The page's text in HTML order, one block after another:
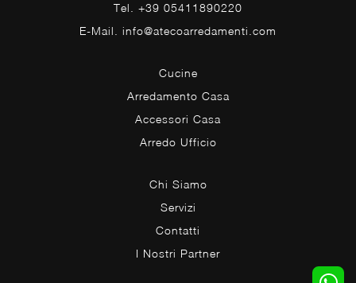
Tel. +39 05411890220
E-Mail. info@atecoarredamenti.com
Cucine
Arredamento Casa
Accessori Casa
Arredo Ufficio
Chi Siamo
Servizi
Contatti
I Nostri Partner